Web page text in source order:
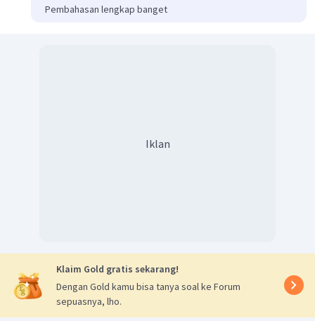
Pembahasan lengkap banget
Iklan
Klaim Gold gratis sekarang!
Dengan Gold kamu bisa tanya soal ke Forum
sepuasnya, lho.